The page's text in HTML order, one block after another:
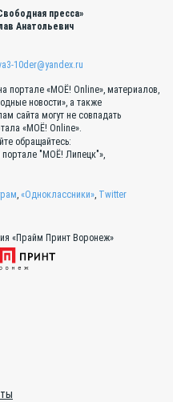
пресса»
Анатольевич
10der@yandex.ru
портале «МОЁ! Online», материалов,
новости», а также
сайта могут не совпадать
«МОЁ! Online».
обращайтесь:
"МОЁ! Липецк"»,
, «Одноклассники», Twitter
«Прайм Принт Воронеж»